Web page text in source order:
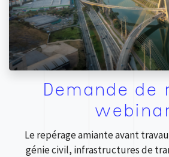
Demande de
Le repérage amiante avant
génie civil, infrastructures de